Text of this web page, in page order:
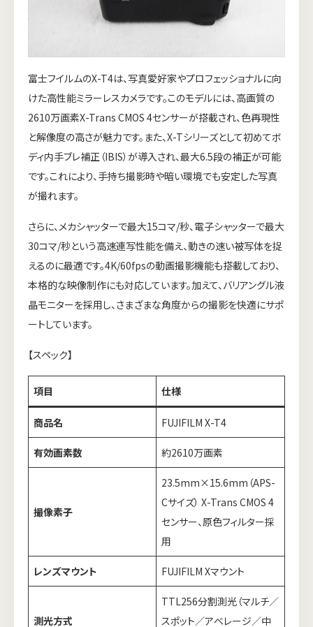
富士フイルムのX-T4は、写真愛好家やプロフェッショナルに向
けた高性能ミラーレスカメラです。このモデルには、高画質の
2610万画素X-Trans CMOS 4センサーが搭載され、色再現性
と解像度の高さが魅力です。また、X-Tシリーズとして初めてボ
ディ内手ブレ補正（IBIS）が導入され、最大6.5段の補正が可能
です。これにより、手持ち撮影時や暗い環境でも安定した写真
が撮れます。
さらに、メカシャッターで最大15コマ/秒、電子シャッターで最大
30コマ/秒という高速連写性能を備え、動きの速い被写体を捉
えるのに最適です。4K/60fpsの動画撮影機能も搭載しており、
本格的な映像制作にも対応しています。加えて、バリアングル液
晶モニターを採用し、さまざまな角度からの撮影を快適にサポ
ートしています。
【スペック】
項目 仕様
商品名 FUJIFILM X-T4
有効画素数 約2610万画素
撮像素子
23.5mm×15.6mm（APS-
Cサイズ） X-Trans CMOS 4
センサー、原色フィルター採
用
レンズマウント FUJIFILM Xマウント
測光方式
TTL256分割測光（マルチ／
スポット／アベレージ／中